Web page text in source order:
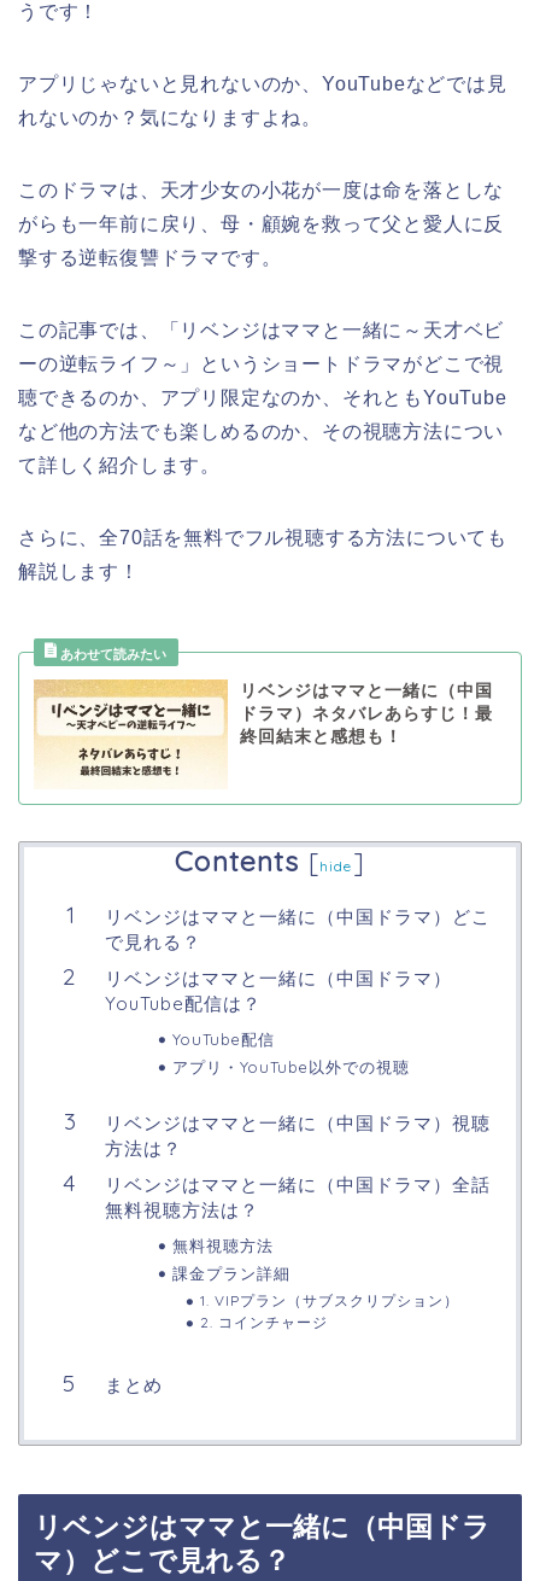
うです！
アプリじゃないと見れないのか、YouTubeなどでは見
れないのか？気になりますよね。
このドラマは、天才少女の小花が一度は命を落としな
がらも一年前に戻り、母・顧婉を救って父と愛人に反
撃する逆転復讐ドラマです。
この記事では、
「リベンジはママと一緒に～天才ベビ
ーの逆転ライフ～ 」
というショートドラマがどこで視
聴できるのか、アプリ限定なのか、それともYouTube
など他の方法でも楽しめるのか、その視聴方法につい
て詳しく紹介します。
さらに、全70話を無料でフル視聴する方法についても
解説します！
リベンジはママと一緒に（中国
ドラマ）ネタバレあらすじ！最
終回結末と感想も！
Contents [hide ]
リベンジはママと一緒に（中国ドラマ）どこ
で見れる？
リベンジはママと一緒に（中国ドラマ）
YouTube配信は？
YouTube配信
アプリ・YouTube以外での視聴
リベンジはママと一緒に（中国ドラマ）視聴
方法は？
リベンジはママと一緒に（中国ドラマ）全話
無料視聴方法は？
無料視聴方法
課金プラン詳細
1. VIPプラン（サブスクリプション）
2. コインチャージ
まとめ
リベンジはママと一緒に（中国ドラ
マ）どこで見れる？